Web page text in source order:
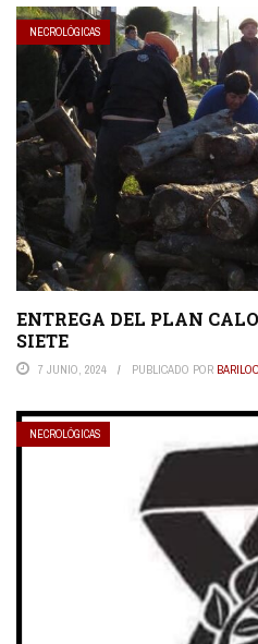
NECROLÓGICAS
ENTREGA DEL PLAN
SIETE
7 JUNIO, 2024 PUBLICADO POR
NECROLÓGICAS